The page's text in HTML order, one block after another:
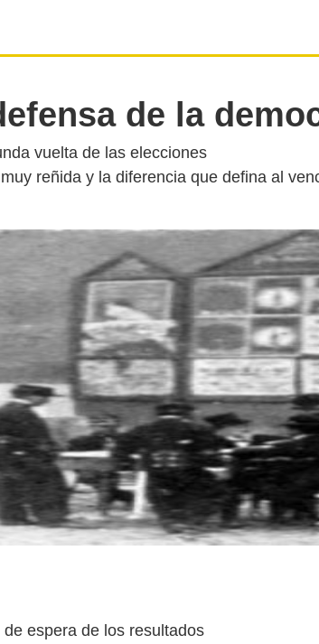
de la
vuelta de las elecciones
reñida y la diferencia que defina al
espera de los resultados